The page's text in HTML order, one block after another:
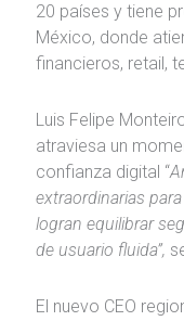
20 países y tiene
México, donde
financieros, retail,
Luis Felipe
atraviesa un
confianza digital “
extraordinarias
logran equilibrar
de usuario fluida”,
El nuevo CEO